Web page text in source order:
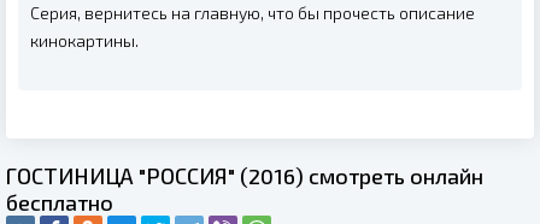
Серия, вернитесь на главную, что бы прочесть описание
кинокартины.
ГОСТИНИЦА "РОССИЯ" (2016) смотреть онлайн
бесплатно